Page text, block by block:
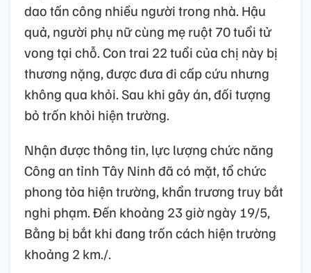
dao tấn công nhiều người trong nhà. Hậu
quả, người phụ nữ cùng mẹ ruột 70 tuổi tử
vong tại chỗ. Con trai 22 tuổi của chị này bị
thương nặng, được đưa đi cấp cứu nhưng
không qua khỏi. Sau khi gây án, đối tượng
bỏ trốn khỏi hiện trường.
Nhận được thông tin, lực lượng chức năng
Công an tỉnh Tây Ninh đã có mặt, tổ chức
phong tỏa hiện trường, khẩn trương truy bắt
nghi phạm. Đến khoảng 23 giờ ngày 19/5,
Bằng bị bắt khi đang trốn cách hiện trường
khoảng 2 km./.